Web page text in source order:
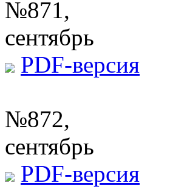
№871,
сентябрь
PDF-версия
№872,
сентябрь
PDF-версия